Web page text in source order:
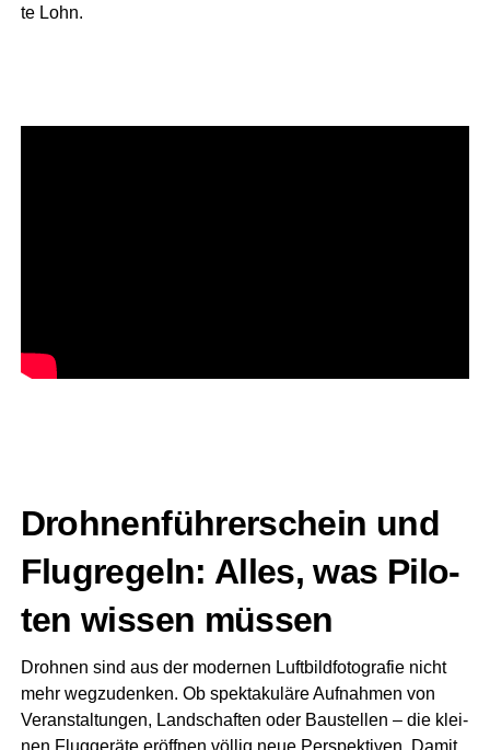
te Lohn.
Droh­nen­füh­rer­schein und
Flug­re­geln: Alles, was Pilo­
ten wis­sen müssen
Droh­nen sind aus der moder­nen Luft­bild­fo­to­gra­fie nicht
mehr weg­zu­den­ken. Ob spek­ta­ku­lä­re Auf­nah­men von
Ver­an­stal­tun­gen, Land­schaf­ten oder Bau­stel­len – die klei­